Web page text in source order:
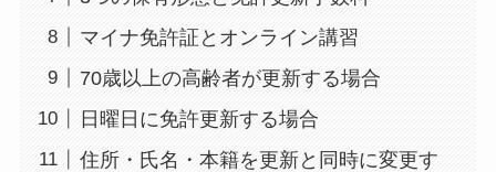
マイナ免許証とオンライン講習
70歳以上の高齢者が更新する場合
日曜日に免許更新する場合
住所・氏名・本籍を更新と同時に変更す